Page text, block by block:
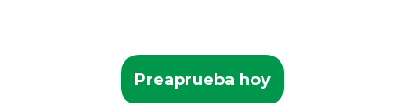
Preaprueba hoy